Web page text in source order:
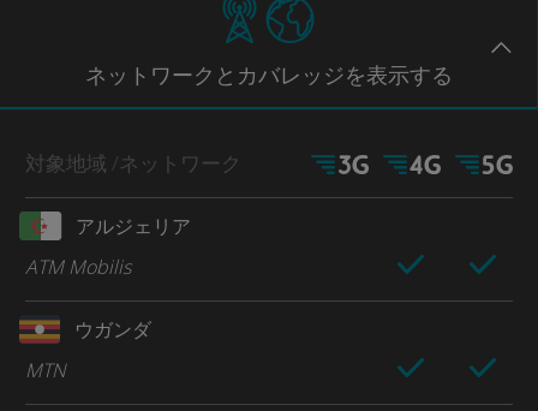
ネットワークとカバレッジを表示する
対象地域 /ネットワーク
アルジェリア
ATM Mobilis
ウガンダ
MTN